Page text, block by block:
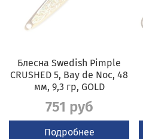
Блесна Swedish Pimple
CRUSHED 5, Bay de Noc, 48
мм, 9,3 гр, GOLD
751 руб
Подробнее